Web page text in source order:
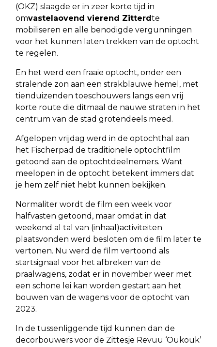
(OKZ) slaagde er in zeer korte tijd in
omvastelaovend vierend Zitterdte
mobiliseren en alle benodigde vergunningen
voor het kunnen laten trekken van de optocht
te regelen.
En het werd een fraaie optocht, onder een
stralende zon aan een strakblauwe hemel, met
tienduizenden toeschouwers langs een vrij
korte route die ditmaal de nauwe straten in het
centrum van de stad grotendeels meed.
Afgelopen vrijdag werd in de optochthal aan
het Fischerpad de traditionele optochtfilm
getoond aan de optochtdeelnemers. Want
meelopen in de optocht betekent immers dat
je hem zelf niet hebt kunnen bekijken.
Normaliter wordt de film een week voor
halfvasten getoond, maar omdat in dat
weekend al tal van (inhaal)activiteiten
plaatsvonden werd besloten om de film later te
vertonen. Nu werd de film vertoond als
startsignaal voor het afbreken van de
praalwagens, zodat er in november weer met
een schone lei kan worden gestart aan het
bouwen van de wagens voor de optocht van
2023.
In de tussenliggende tijd kunnen dan de
decorbouwers voor de Zittesje Revuu ‘Oukouk’